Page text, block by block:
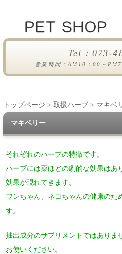
Tel：073-
営業時間：AM10：00～
トップページ > 取扱ハーブ > マキベ
マキベリー
それぞれのハーブの特徴です。
ハーブには薬ほどの劇的な効果はあ
効果が現れてきます。
ワンちゃん、ネコちゃんの健康のた
す。
抽出成分のサプリメントではありま
お使いください。